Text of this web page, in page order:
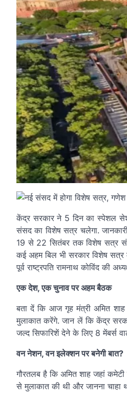
केंद्र सरकार ने 5 दिन का स्पेशल
संसद का विशेष सत्र चलेगा.
19 से 22 सितंबर तक विशेष सत्र
कई अहम बिल भी सरकार विशेष
पूर्व राष्ट्रपति रामनाथ कोविंद की
एक देश, एक चुनाव पर अहम बैठक
बता दें कि आज गृह मंत्री अमित शाह
मुलाकात करेंगे. जान लें कि केंद्र
जल्द सिफारिशें देने के लिए 8 मेंबर्स
वन नेशन, वन इलेक्शन पर बनेगी बात?
गौरतलब है कि अमित शाह जहां
से मुलाकात की थी और जानना